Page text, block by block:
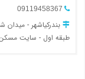
بندرکیاشهر -
طبقه اول - سایت مسکن